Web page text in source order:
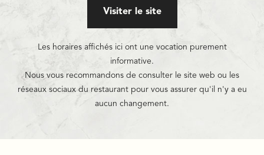
Visiter le site
Les horaires affichés ici ont une vocation purement
informative.
Nous vous recommandons de consulter le site web ou les
réseaux sociaux du restaurant pour vous assurer qu'il n'y a eu
aucun changement.